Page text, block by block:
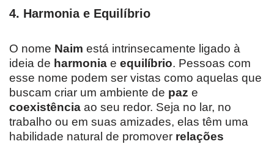
4. Harmonia e Equilíbrio
O nome Naim está intrinsecamente ligado à
ideia de harmonia e equilíbrio. Pessoas com
esse nome podem ser vistas como aquelas que
buscam criar um ambiente de paz e
coexistência ao seu redor. Seja no lar, no
trabalho ou em suas amizades, elas têm uma
habilidade natural de promover relações